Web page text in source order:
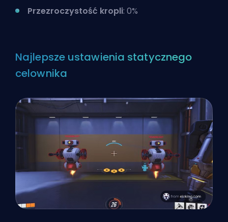
Przezroczystość kropli: 0%
Najlepsze ustawienia statycznego
celownika